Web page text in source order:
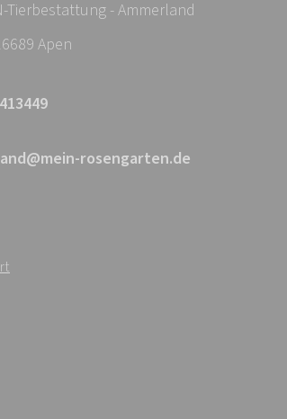
Tierbestattung - Ammerland
Apen
rosengarten.de